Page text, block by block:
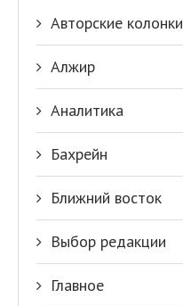
Авторские колонки
Алжир
Аналитика
Бахрейн
Ближний восток
Выбор редакции
Главное